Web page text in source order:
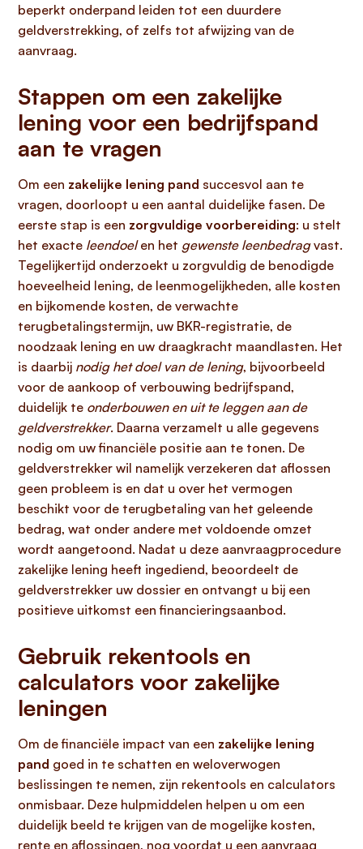
beperkt onderpand leiden tot een duurdere
geldverstrekking, of zelfs tot afwijzing van de
aanvraag.
Stappen om een zakelijke
lening voor een bedrijfspand
aan te vragen
Om een zakelijke lening pand succesvol aan te
vragen, doorloopt u een aantal duidelijke fasen. De
eerste stap is een zorgvuldige voorbereiding: u stelt
het exacte leendoelen het gewenste leenbedragvast.
Tegelijkertijd onderzoekt u zorgvuldig de benodigde
hoeveelheid lening, de leenmogelijkheden, alle kosten
en bijkomende kosten, de verwachte
terugbetalingstermijn, uw BKR-registratie, de
noodzaak lening en uw draagkracht maandlasten. Het
is daarbij nodig het doel van de lening, bijvoorbeeld
voor de aankoop of verbouwing bedrijfspand,
duidelijk te onderbouwen en uit te leggen aan de
geldverstrekker. Daarna verzamelt u alle gegevens
nodig om uw financiële positie aan te tonen. De
geldverstrekker wil namelijk verzekeren dat aflossen
geen probleem is en dat u over het vermogen
beschikt voor de terugbetaling van het geleende
bedrag, wat onder andere met voldoende omzet
wordt aangetoond. Nadat u deze aanvraagprocedure
zakelijke lening heeft ingediend, beoordeelt de
geldverstrekker uw dossier en ontvangt u bij een
positieve uitkomst een financieringsaanbod.
Gebruik rekentools en
calculators voor zakelijke
leningen
Om de financiële impact van een zakelijke lening
pand goed in te schatten en weloverwogen
beslissingen te nemen, zijn rekentools en calculators
onmisbaar. Deze hulpmiddelen helpen u om een
duidelijk beeld te krijgen van de mogelijke kosten,
rente en aflossingen, nog voordat u een aanvraag